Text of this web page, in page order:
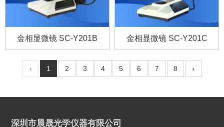
金相显微镜 SC-Y201B 金相显微镜 SC-Y201C
‹ 1 2 3 4 5 6 7 8 ›
深圳市晨晟光学仪器有限公司